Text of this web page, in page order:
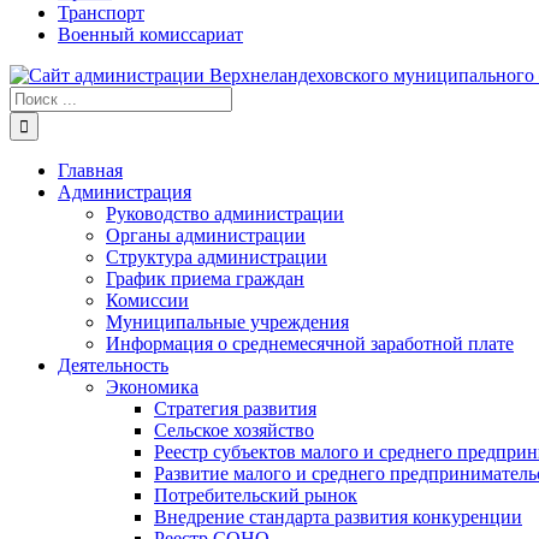
Транспорт
Военный комиссариат
Результат
поиска:
Главная
Администрация
Руководство администрации
Органы администрации
Структура администрации
График приема граждан
Комиссии
Муниципальные учреждения
Информация о среднемесячной заработной плате
Деятельность
Экономика
Стратегия развития
Сельское хозяйство
Реестр субъектов малого и среднего
Развитие малого и среднего
Потребительский рынок
Внедрение стандарта развития конкуренции